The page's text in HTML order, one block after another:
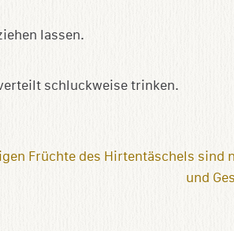
lassen.
schluckweise trinken.